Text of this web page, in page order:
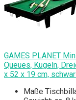
GAMES PLANET
Queues, Kugeln,
x 52 x 19 cm,
Maße